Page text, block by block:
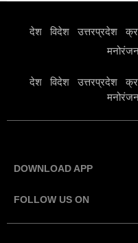
देश विदेश उत्तरप्रदेश
देश विदेश उत्तरप्रदेश
DOWNLOAD APP
FOLLOW US ON